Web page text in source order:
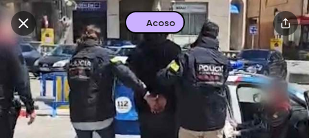
Descarga la app
Buscar en esta zona
Acoso